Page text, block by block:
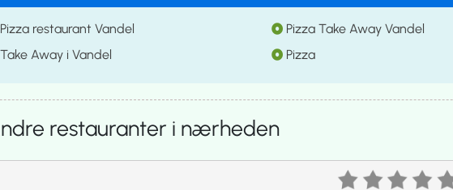
Pizza restaurant Vandel
Pizza Take Away Vandel
Take Away i Vandel Pizza
restauranter i nærheden